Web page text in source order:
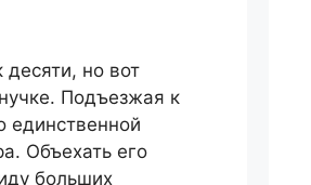
но вот
Подъезжая к
единственной
Объехать его
больших